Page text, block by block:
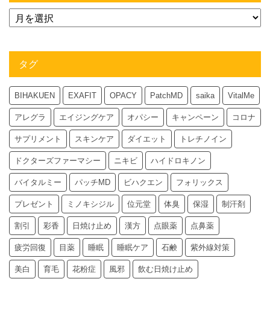
タグ
BIHAKUEN EXAFIT OPACY PatchMD saika VitalMe
アレグラ エイジングケア オパシー キャンペーン コロナ
サプリメント スキンケア ダイエット トレチノイン
ドクターズファーマシー ニキビ ハイドロキノン
バイタルミー パッチMD ビハクエン フォリックス
プレゼント ミノキシジル 位元堂 体臭 保湿 制汗剤
割引 彩香 日焼け止め 漢方 点眼薬 点鼻薬
疲労回復 目薬 睡眠 睡眠ケア 石鹸 紫外線対策
美白 育毛 花粉症 風邪 飲む日焼け止め